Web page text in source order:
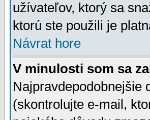
užívateľov, ktorý sa
ktorú ste použili je
Návrat hore
V minulosti som sa
Najpravdepodobnejšie
(skontrolujte e-mail,